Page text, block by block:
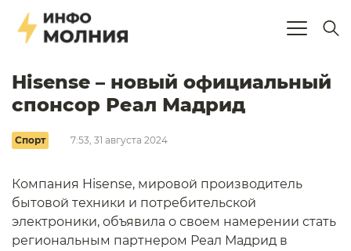
Hisense – новый официальный
спонсор Реал Мадрид
Спорт 7:53, 31 августа 2024
Компания Hisense, мировой производитель
бытовой техники и потребительской
электроники, объявила о своем намерении стать
региональным партнером Реал Мадрид в